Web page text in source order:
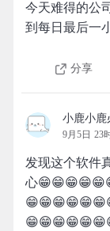
今天难得的公
到每日最后一
分享
小鹿小鹿
9月5日 23
发现这个软件
心